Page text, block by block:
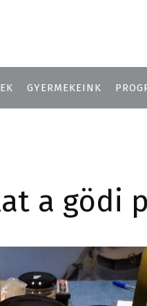
GYERMEKEINK
a gödi